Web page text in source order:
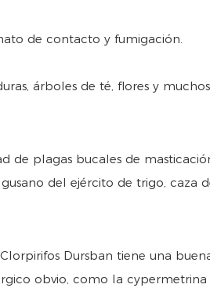
de contacto y fumigación.
árboles de té, flores y
plagas bucales de
del ejército de trigo, caza
Dursban tiene una
obvio, como la cypermetrina